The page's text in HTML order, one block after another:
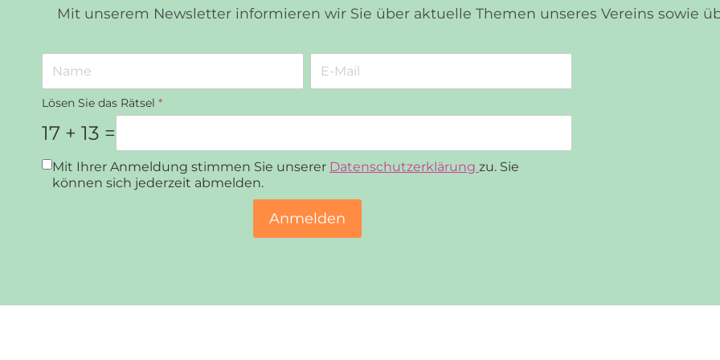
Mit unserem Newsletter informieren wir Sie über aktuelle Themen unseres Vereins sowie
Lösen Sie das Rätsel *
17 + 13 =
Datenschutz*
Mit Ihrer Anmeldung stimmen Sie unserer Datenschutzerklärung zu. Sie
können sich jederzeit abmelden.
Anmelden